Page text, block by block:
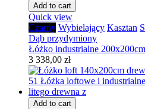
Add to cart
Quick view
Czarny Wybielający Kasztan
Dąb przydymiony
Łóżko industrialne
3 338,00 zł
Add to cart